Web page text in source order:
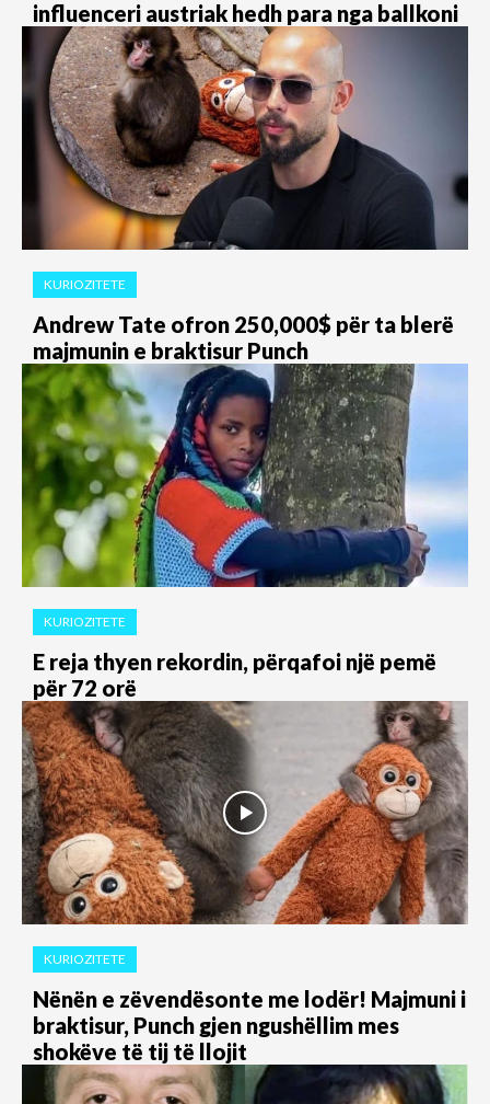
influenceri austriak hedh para nga ballkoni
KURIOZITETE
Andrew Tate ofron 250,000$ për ta blerë
majmunin e braktisur Punch
KURIOZITETE
E reja thyen rekordin, përqafoi një pemë
për 72 orë
KURIOZITETE
Nënën e zëvendësonte me lodër! Majmuni i
braktisur, Punch gjen ngushëllim mes
shokëve të tij të llojit